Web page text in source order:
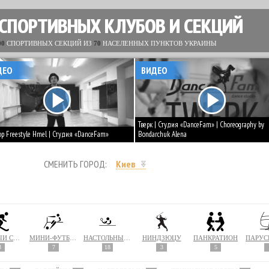
КЛУБОВ И СЕКЦИЙ
СПОРТИВНЫХ СЕКЦИЙ ИЗ 70 НАСЕЛЕННЫХ ПУНКТОВ УКРАИНЫ
Freestyle Hmel | Студия «DanceFam»
Тверк | Студия «DanceFam» | Choreography by
Bondarchuk Alena
ВИДЕО
СМЕНИТЬ ГОРОД: Киев
7 18
НИНДЗЮЦУ
3
ПАНКРАТИОН
5